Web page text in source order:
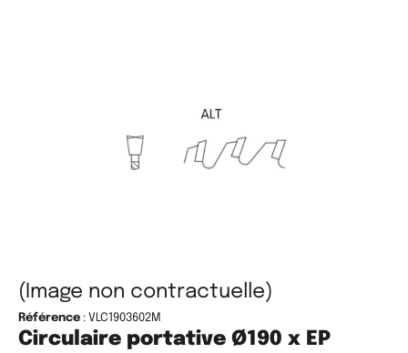
(Image non contractuelle)
Référence : VLC1903602M
Circulaire portative Ø190 x EP